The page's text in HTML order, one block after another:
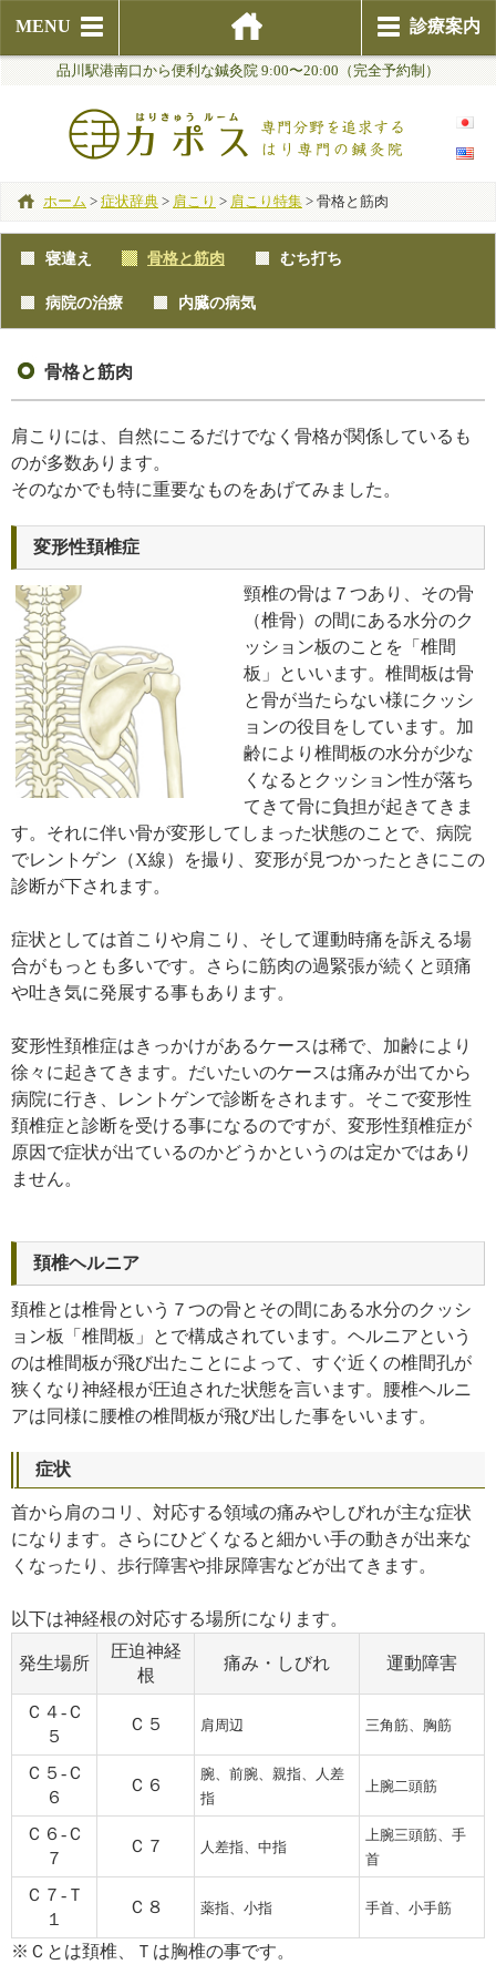
MENU 診療案内
品川駅港南口から便利な鍼灸院 9:00〜20:00（完全予約制）
ホーム > 症状辞典 > 肩こり > 肩こり特集 > 骨格と筋肉
寝違え 骨格と筋肉 むち打ち
病院の治療 内臓の病気
骨格と筋肉
肩こりには、自然にこるだけでなく骨格が関係しているも
のが多数あります。
そのなかでも特に重要なものをあげてみました。
変形性頚椎症
頸椎の骨は７つあり、その骨
（椎骨）の間にある水分のク
ッション板のことを「椎間
板」といいます。椎間板は骨
と骨が当たらない様にクッシ
ョンの役目をしています。加
齢により椎間板の水分が少な
くなるとクッション性が落ち
てきて骨に負担が起きてきま
す。それに伴い骨が変形してしまった状態のことで、病院
でレントゲン（X線）を撮り、変形が見つかったときにこの
診断が下されます。
症状としては首こりや肩こり、そして運動時痛を訴える場
合がもっとも多いです。さらに筋肉の過緊張が続くと頭痛
や吐き気に発展する事もあります。
変形性頚椎症はきっかけがあるケースは稀で、加齢により
徐々に起きてきます。だいたいのケースは痛みが出てから
病院に行き、レントゲンで診断をされます。そこで変形性
頚椎症と診断を受ける事になるのですが、変形性頚椎症が
原因で症状が出ているのかどうかというのは定かではあり
ません。
頚椎ヘルニア
頚椎とは椎骨という７つの骨とその間にある水分のクッシ
ョン板「椎間板」とで構成されています。ヘルニアという
のは椎間板が飛び出たことによって、すぐ近くの椎間孔が
狭くなり神経根が圧迫された状態を言います。腰椎ヘルニ
アは同様に腰椎の椎間板が飛び出した事をいいます。
症状
首から肩のコリ、対応する領域の痛みやしびれが主な症状
になります。さらにひどくなると細かい手の動きが出来な
くなったり、歩行障害や排尿障害などが出てきます。
以下は神経根の対応する場所になります。
発生場所
圧迫神経
根
痛み・しびれ 運動障害
Ｃ４-Ｃ
５
Ｃ５ 肩周辺 三角筋、胸筋
Ｃ５-Ｃ
６
Ｃ６
腕、前腕、親指、人差
指
上腕二頭筋
Ｃ６-Ｃ
７
Ｃ７ 人差指、中指
上腕三頭筋、手
首
Ｃ７-Ｔ
１
Ｃ８ 薬指、小指 手首、小手筋
※Ｃとは頚椎、Ｔは胸椎の事です。